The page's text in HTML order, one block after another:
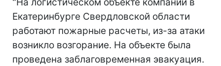
Екатеринбурге Свердловской области
работают пожарные расчеты, из-за атаки
возникло возгорание. На объекте была
проведена заблаговременная эвакуация.